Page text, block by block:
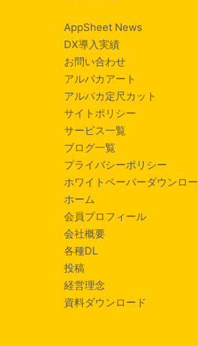
AppSheet News
DX導入実績
お問い合わせ
アルパカアート
アルパカ定尺カット
サイトポリシー
サービス一覧
ブログ一覧
プライバシーポリシー
ホワイトペーパーダウンロ
ホーム
会員プロフィール
会社概要
各種DL
投稿
経営理念
資料ダウンロード